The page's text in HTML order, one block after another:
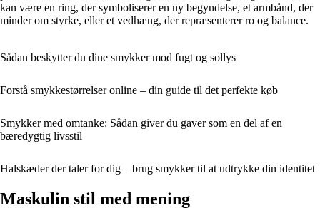
kan være en ring, der symboliserer en ny begyndelse, et armbånd, der
minder om styrke, eller et vedhæng, der repræsenterer ro og balance.
Sådan beskytter du dine smykker mod fugt og sollys
Forstå smykkestørrelser online – din guide til det perfekte køb
Smykker med omtanke: Sådan giver du gaver som en del af en
bæredygtig livsstil
Halskæder der taler for dig – brug smykker til at udtrykke din identitet
Maskulin stil med mening